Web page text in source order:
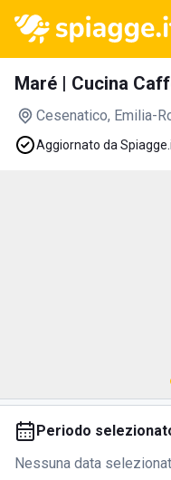
Maré | Cucina
Cesenatico, Emilia-
Aggiornato da
Periodo
Nessuna data